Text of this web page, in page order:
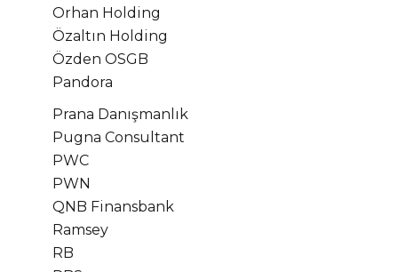
Orhan Holding
Özaltın Holding
Özden OSGB
Pandora
Prana Danışmanlık
Pugna Consultant
PWC
PWN
QNB Finansbank
Ramsey
RB